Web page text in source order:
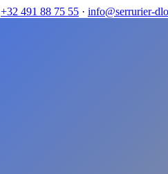
+32 491 88 75 55 · info@serrurier-